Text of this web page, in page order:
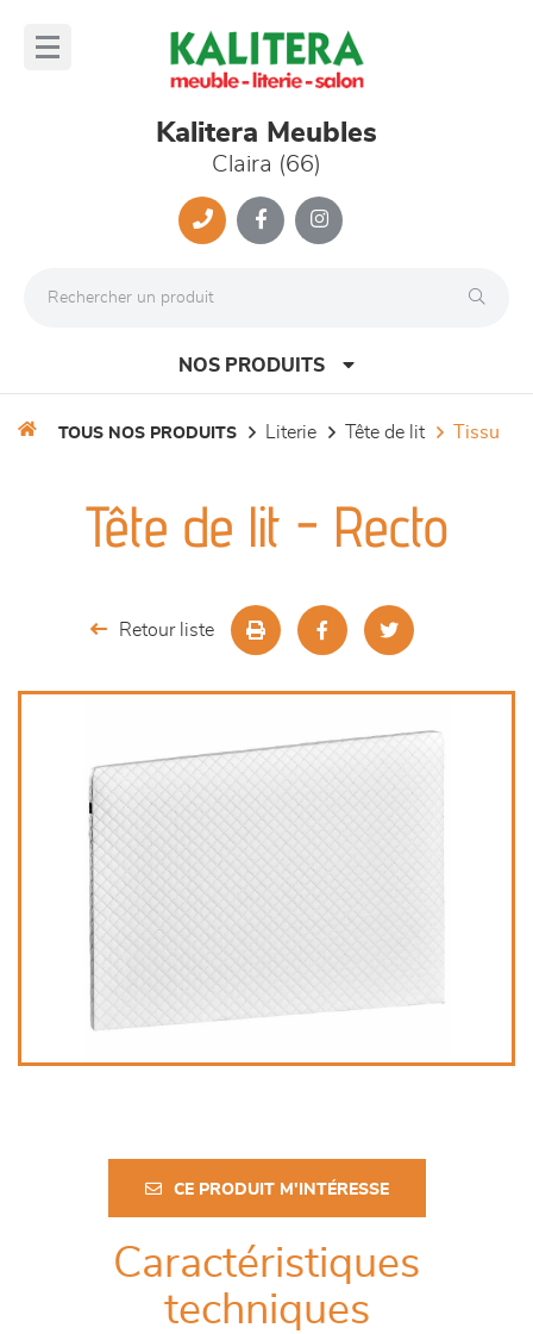
Kalitera Meubles
Claira (66)
NOS PRODUITS
séjours
meubles de complément
décoration
TOUS NOS PRODUITS literie tête de lit tissu
Tête de lit - Recto
Retour liste
CE PRODUIT M'INTÉRESSE
Caractéristiques
techniques